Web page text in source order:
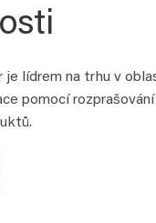
je lídrem na trhu v
pomocí